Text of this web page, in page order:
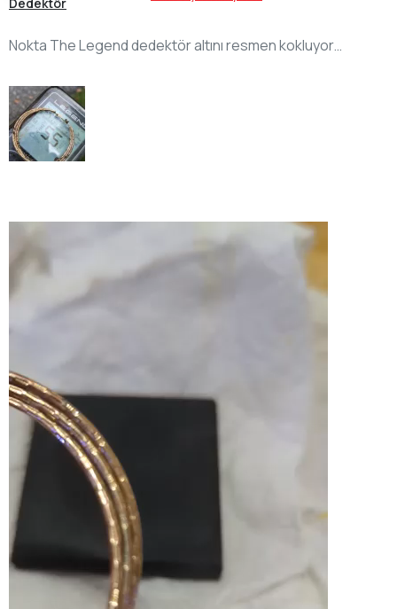
Nokta The Legend dedektör altını resmen kokluyor…